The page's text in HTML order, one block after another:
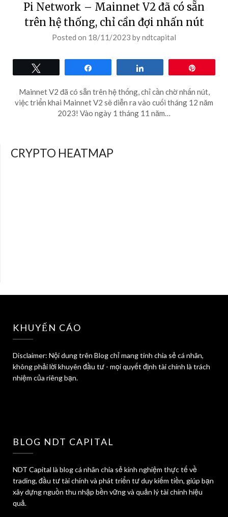
Pi Network – Mainnet V2 đã có sẵn
trên hệ thống, chỉ cần đợi nhấn nút
Posted on 18/11/2023 byndtcapital
Mainnet V2 đã có sẵn trên hệ thống, chỉ cần chờ nhấn nút,
việc triển khai Mainnet V2 sẽ diễn ra vào cuối tháng 12 năm
2023! Vào ngày 1 tháng 11 năm…
CRYPTO HEATMAP
KHUYẾN CÁO
Disclaimer: Nội dung trên Blog chỉ mang tính chia sẻ cá nhân,
không phải lời khuyên đầu tư - mọi quyết định tài chính là trách
nhiệm của riêng bạn.
BLOG NDT CAPITAL
NDT Capital là blog cá nhân chia sẻ kinh nghiệm thực tế về
trading, đầu tư tài chính và phát triển tư duy kiếm tiền, giúp bạn
xây dựng nguồn thu nhập bền vững và quản lý tài chính hiệu
quả.